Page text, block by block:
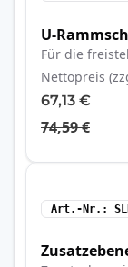
U-
Für die
Nettopreis
67,13 €
74,59 €
Art.-Nr.